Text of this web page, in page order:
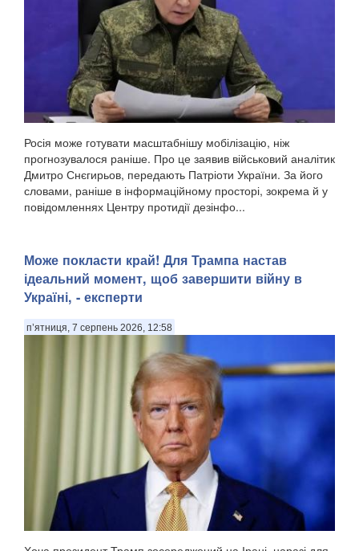
Росія може готувати масштабнішу мобілізацію, ніж
прогнозувалося раніше. Про це заявив військовий аналітик
Дмитро Снєгирьов, передають Патріоти України. За його
словами, раніше в інформаційному просторі, зокрема й у
повідомленнях Центру протидії дезінфо...
Може покласти край! Для Трампа настав
ідеальний момент, щоб завершити війну в
Україні, - експерти
п’ятниця, 7 серпень 2026, 12:58